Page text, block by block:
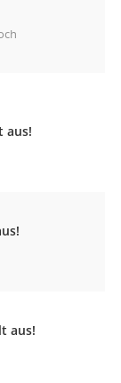
aus!
aus!